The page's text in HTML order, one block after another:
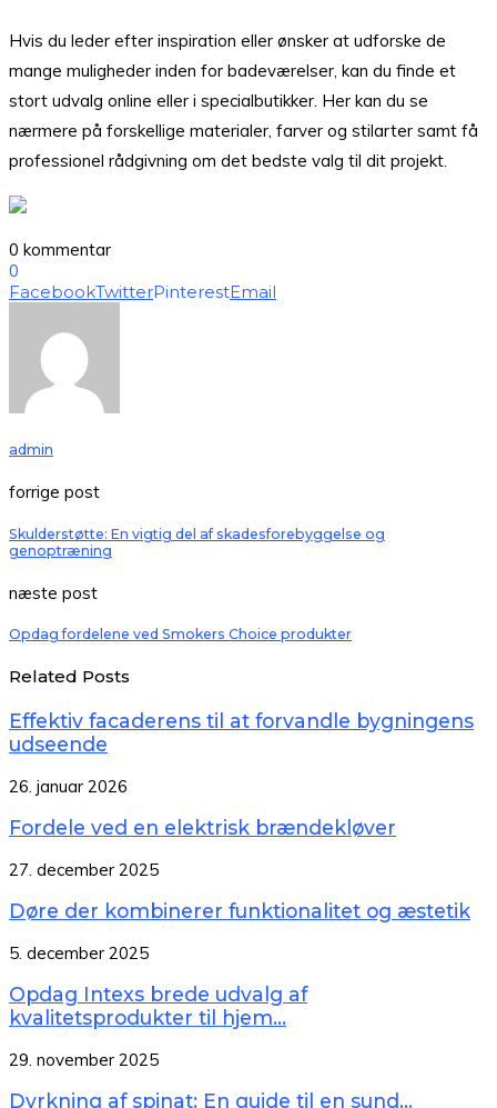
Hvis du leder efter inspiration eller ønsker at udforske de
mange muligheder inden for badeværelser, kan du finde et
stort udvalg online eller i specialbutikker. Her kan du se
nærmere på forskellige materialer, farver og stilarter samt få
professionel rådgivning om det bedste valg til dit projekt.
0 kommentar
0
FacebookTwitterPinterestEmail
admin
forrige post
Skulderstøtte: En vigtig del af skadesforebyggelse og
genoptræning
næste post
Opdag fordelene ved Smokers Choice produkter
Related Posts
Effektiv facaderens til at forvandle bygningens
udseende
26. januar 2026
Fordele ved en elektrisk brændekløver
27. december 2025
Døre der kombinerer funktionalitet og æstetik
5. december 2025
Opdag Intexs brede udvalg af
kvalitetsprodukter til hjem...
29. november 2025
Dyrkning af spinat: En guide til en sund...